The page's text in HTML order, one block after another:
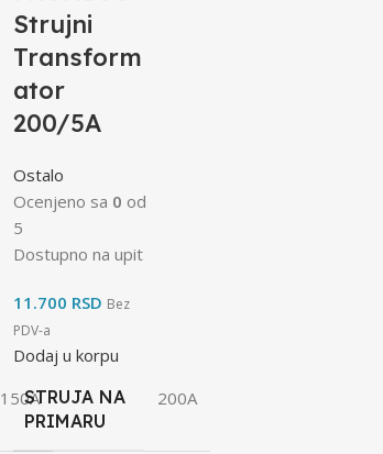
150A
Strujni
Transform
ator
200/5A
Ostalo
Ocenjeno sa 0 od
5
Dostupno na upit
11.700 RSD Bez
PDV-a
Dodaj u korpu
STRUJA NA
PRIMARU
200A